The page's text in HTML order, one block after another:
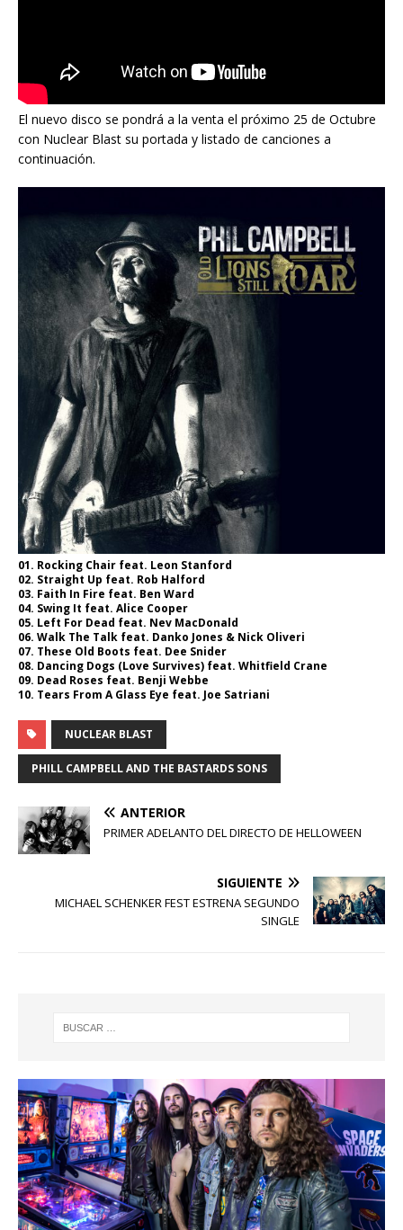
El nuevo disco se pondrá a la venta el próximo 25 de Octubre
con Nuclear Blast su portada y listado de canciones a
continuación.
01. Rocking Chair feat. Leon Stanford
02. Straight Up feat. Rob Halford
03. Faith In Fire feat. Ben Ward
04. Swing It feat. Alice Cooper
05. Left For Dead feat. Nev MacDonald
06. Walk The Talk feat. Danko Jones & Nick Oliveri
07. These Old Boots feat. Dee Snider
08. Dancing Dogs (Love Survives) feat. Whitfield Crane
09. Dead Roses feat. Benji Webbe
10. Tears From A Glass Eye feat. Joe Satriani
NUCLEAR BLAST
PHILL CAMPBELL AND THE BASTARDS SONS
ANTERIOR
PRIMER ADELANTO DEL DIRECTO DE HELLOWEEN
SIGUIENTE
MICHAEL SCHENKER FEST ESTRENA SEGUNDO
SINGLE